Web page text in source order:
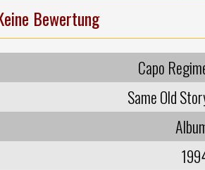
Bewertung
Capo
Same Old